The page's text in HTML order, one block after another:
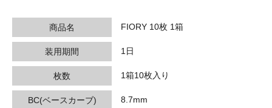
商品名 FIORY 10枚 1箱
装用期間 1日
枚数 1箱10枚入り
BC(ベースカーブ) 8.7mm